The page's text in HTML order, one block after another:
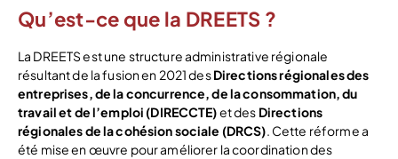
Qu’est-ce que la DREETS ?
La DREETS est une structure administrative régionale
résultant de la fusion en 2021 desDirections régionales des
entreprises, de la concurrence, de la consommation, du
travail et de l’emploi (DIRECCTE)et des Directions
régionales de la cohésion sociale (DRCS). Cette réforme a
été mise en œuvre pour améliorer la coordination des